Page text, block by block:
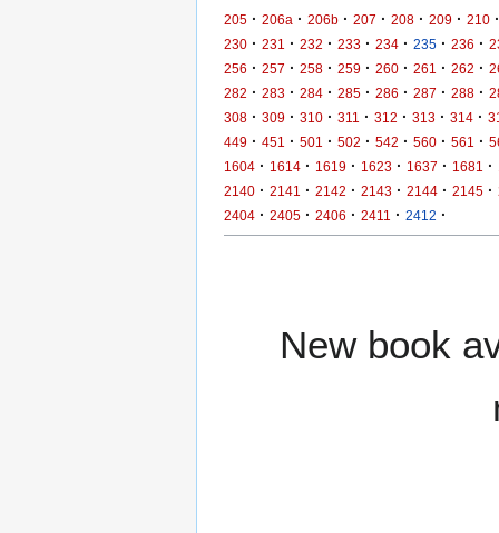
205 · 206a · 206b · 207 · 208 · 209 · 210 ·
230 · 231 · 232 · 233 · 234 · 235 · 236 ·
256 · 257 · 258 · 259 · 260 · 261 · 262 ·
282 · 283 · 284 · 285 · 286 · 287 · 288 ·
308 · 309 · 310 · 311 · 312 · 313 · 314 ·
449 · 451 · 501 · 502 · 542 · 560 · 561 ·
1604 · 1614 · 1619 · 1623 · 1637 · 1681 ·
2140 · 2141 · 2142 · 2143 · 2144 · 2145 ·
2404 · 2405 · 2406 · 2411 · 2412 ·
New book